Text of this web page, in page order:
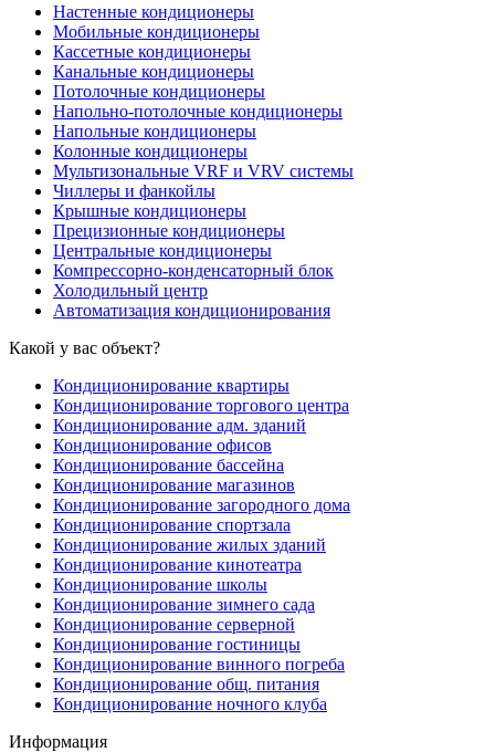
Настенные кондиционеры
Мобильные кондиционеры
Кассетные кондиционеры
Канальные кондиционеры
Потолочные кондиционеры
Напольно-потолочные кондиционеры
Напольные кондиционеры
Колонные кондиционеры
Мультизональные VRF и VRV системы
Чиллеры и фанкойлы
Крышные кондиционеры
Прецизионные кондиционеры
Центральные кондиционеры
Компрессорно-конденсаторный блок
Холодильный центр
Автоматизация кондиционирования
Какой у вас объект?
Кондиционирование квартиры
Кондиционирование торгового центра
Кондиционирование адм. зданий
Кондиционирование офисов
Кондиционирование бассейна
Кондиционирование магазинов
Кондиционирование загородного дома
Кондиционирование спортзала
Кондиционирование жилых зданий
Кондиционирование кинотеатра
Кондиционирование школы
Кондиционирование зимнего сада
Кондиционирование серверной
Кондиционирование гостиницы
Кондиционирование винного погреба
Кондиционирование общ. питания
Кондиционирование ночного клуба
Информация